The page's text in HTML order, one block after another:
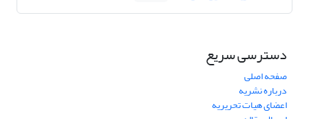
دسترسی سریع
صفحه اصلی
درباره نشریه
اعضای هیات تحریریه